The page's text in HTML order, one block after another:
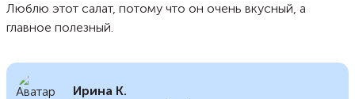
Люблю этот салат, потому что он очень вкусный, а
главное полезный.
Ирина К.